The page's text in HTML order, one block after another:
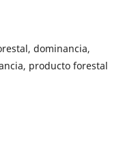
dominancia,
producto forestal